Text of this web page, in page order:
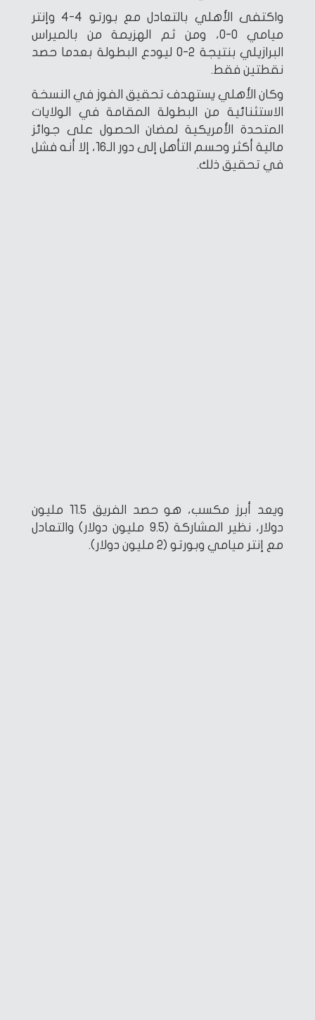
واكتفى الأهلي بالتعادل مع بورتو 4-4 وإنتر
ميامي 0-0، ومن ثم الهزيمة من بالميراس
البرازيلي بنتيجة 2-0 ليودع البطولة بعدما حصد
نقطتين فقط.
وكان الأهلي يستهدف تحقيق الفوز في النسخة
الاستثنائية من البطولة المقامة في الولايات
المتحدة الأمريكية لمضان الحصول على جوائز
مالية أكثر وحسم التأهل إلى دور الـ16، إلا أنه فشل
في تحقيق ذلك.
ويعد أبرز مكسب، هو حصد الفريق 11.5 مليون
دولار، نظير المشاركة (9.5 مليون دولار) والتعادل
مع إنتر ميامي وبورتو (2 مليون دولار).